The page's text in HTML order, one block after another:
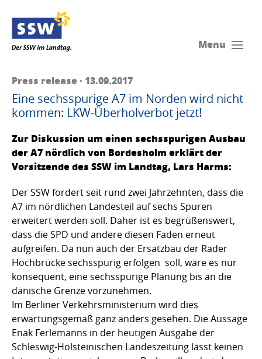
Menu
Press release · 13.09.2017
Eine sechsspurige A7 im Norden wird nicht
kommen: LKW-Überholverbot jetzt!
Zur Diskussion um einen sechsspurigen Ausbau
der A7 nördlich von Bordesholm erklärt der
Vorsitzende des SSW im Landtag, Lars Harms:
Der SSW fordert seit rund zwei Jahrzehnten, dass die
A7 im nördlichen Landesteil auf sechs Spuren
erweitert werden soll. Daher ist es begrüßenswert,
dass die SPD und andere diesen Faden erneut
aufgreifen. Da nun auch der Ersatzbau der Rader
Hochbrücke sechsspurig erfolgen soll, wäre es nur
konsequent, eine sechsspurige Planung bis an die
dänische Grenze vorzunehmen.
Im Berliner Verkehrsministerium wird dies
erwartungsgemäß ganz anders gesehen. Die Aussage
Enak Ferlemanns in der heutigen Ausgabe der
Schleswig-Holsteinischen Landeszeitung lässt keinen